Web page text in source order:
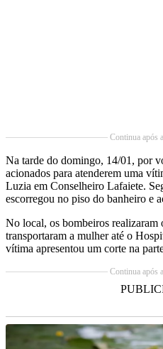
Continua após
Na tarde do domingo, 14/01, por
acionados para atenderem uma
Luzia em Conselheiro Lafaiete.
escorregou no piso do banheiro e
No local, os bombeiros realizaram
transportaram a mulher até o
vítima apresentou um corte na
Continua após